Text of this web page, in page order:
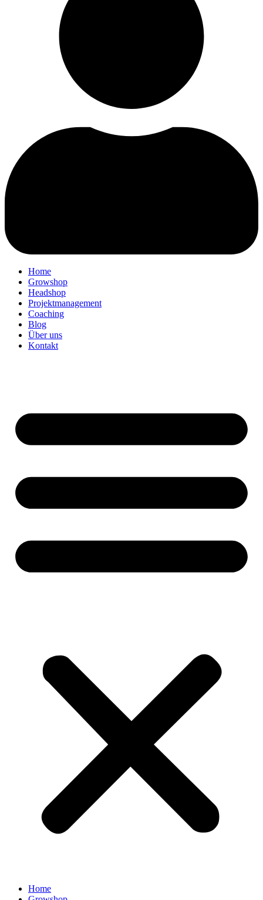
Home
Growshop
Headshop
Projektmanagement
Coaching
Blog
Über uns
Kontakt
Home